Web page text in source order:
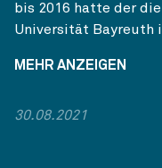
bis 2016 hatte der
Universität Bayreuth
MEHR ANZEIGEN
30.08.2021